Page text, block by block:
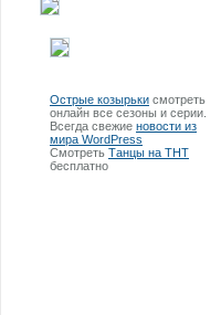
Острые козырьки смотреть
онлайн все сезоны и серии.
Всегда свежие новости из
мира WordPress
Смотреть Танцы на ТНТ
бесплатно